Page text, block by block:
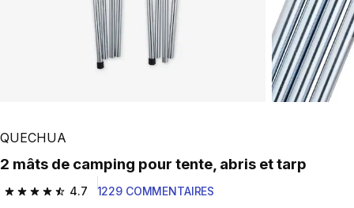
QUECHUA
2 mâts de camping pour tente, abris et tarp
4.7
4.7 out of 5 stars from 1229 reviews
1229 COMMENTAIRES